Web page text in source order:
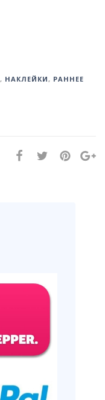
, НАКЛЕЙКИ , РАННЕЕ